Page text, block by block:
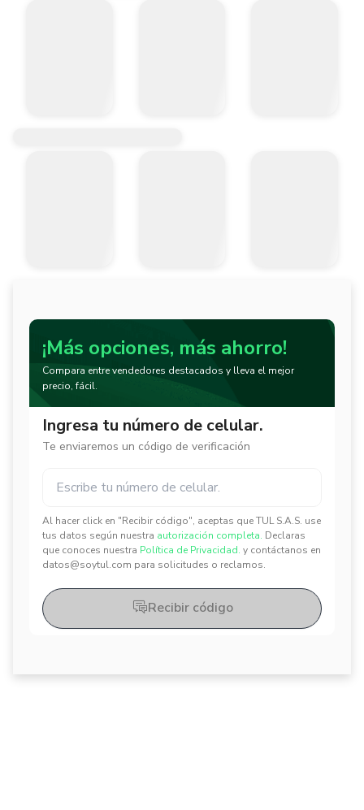
¡Más opciones, más ahorro!
Compara entre vendedores destacados y lleva el mejor
precio, fácil.
Ingresa tu número de celular.
Te enviaremos un código de verificación
Al hacer click en "Recibir código", aceptas que TUL S.A.S. use
tus datos según nuestra autorización completa. Declaras
que conoces nuestra Política de Privacidad. y contáctanos en
datos@soytul.com para solicitudes o reclamos.
✕
✕
Recibir código